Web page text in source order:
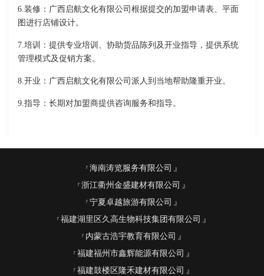
6.装修：广西启航文化有限公司根据提交的加盟申请表、平面
图进行店铺设计。
7.培训：提供专业培训、协助货品陈列及开业指导，提供系统
管理模式及促销方案。
8.开业：广西启航文化有限公司派人到当地帮助隆重开业。
9.指导：长期对加盟商提供咨询服务和指导。
海南涛览服务有限公司
浙江衢州金盛建材有限公司
宁夏卓越旅游有限公司
福建湖里区久高生物科技集团有限公司
内蒙古浩宇教育有限公司
福建福州市鑫辉能源有限公司
福建鼓楼区隆禾建材有限公司